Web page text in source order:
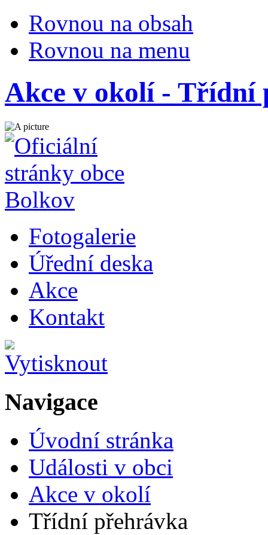
Rovnou na obsah
Rovnou na menu
Akce v okolí - Třídní
Fotogalerie
Úřední deska
Akce
Kontakt
Navigace
Úvodní stránka
Události v obci
Akce v okolí
Třídní přehrávka